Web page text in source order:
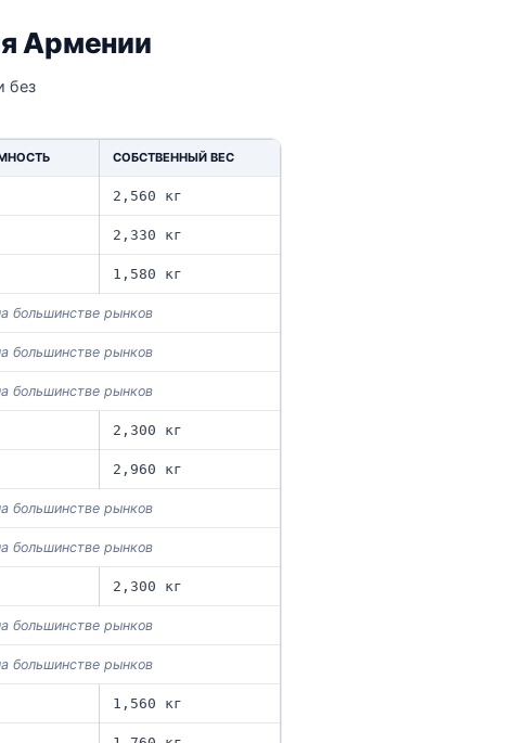
Армении
без
СОБСТВЕННЫЙ ВЕС
2,560 кг
2,330 кг
1,580 кг
большинстве рынков
большинстве рынков
большинстве рынков
2,300 кг
2,960 кг
большинстве рынков
большинстве рынков
2,300 кг
большинстве рынков
большинстве рынков
1,560 кг